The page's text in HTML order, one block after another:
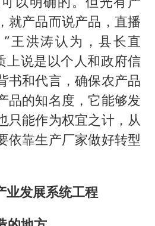
就产品而说产品，直播
王洪涛认为，县长直
上说是以个人和政府信
书和代言，确保农产品
品的知名度，它能够发
只能作为权宜之计，从
依靠生产厂家做好转型
业发展系统工程